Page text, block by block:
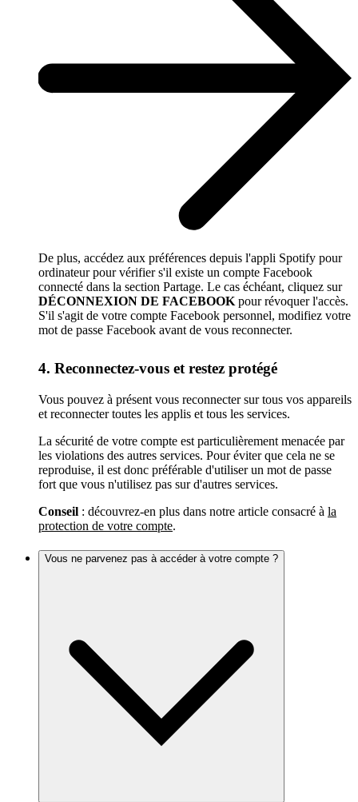
De plus, accédez aux préférences depuis l'appli Spotify pour
ordinateur pour vérifier s'il existe un compte Facebook
connecté dans la section Partage. Le cas échéant, cliquez sur
DÉCONNEXION DE FACEBOOK pour révoquer l'accès.
S'il s'agit de votre compte Facebook personnel, modifiez votre
mot de passe Facebook avant de vous reconnecter.
4. Reconnectez-vous et restez protégé
Vous pouvez à présent vous reconnecter sur tous vos appareils
et reconnecter toutes les applis et tous les services.
La sécurité de votre compte est particulièrement menacée par
les violations des autres services. Pour éviter que cela ne se
reproduise, il est donc préférable d'utiliser un mot de passe
fort que vous n'utilisez pas sur d'autres services.
Conseil : découvrez-en plus dans notre article consacré à la
protection de votre compte.
Vous ne parvenez pas à accéder à votre compte ?